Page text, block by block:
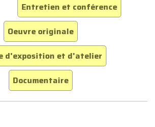
Entretien et conférence
Oeuvre originale
d'exposition et d'atelier
Documentaire